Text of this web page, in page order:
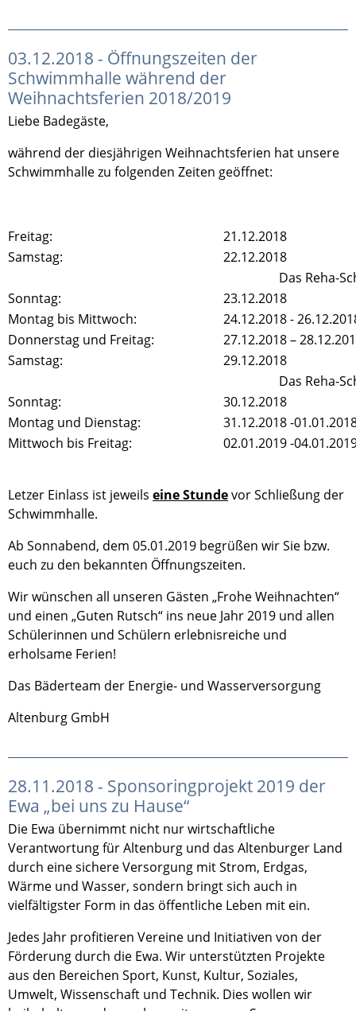
03.12.2018 - Öffnungszeiten der
Schwimmhalle während der
Weihnachtsferien 2018/2019
Liebe Badegäste,
während der diesjährigen Weihnachtsferien hat unsere
Schwimmhalle zu folgenden Zeiten geöffnet:
Freitag:
21.12.2018
Samstag:
22.12.2018
Das Reha-
Sonntag:
23.12.2018
Montag bis Mittwoch:
24.12.2018 -
Donnerstag und Freitag:
27.12.2018 –
Samstag:
29.12.2018
Das Reha-
Sonntag:
30.12.2018
Montag und Dienstag:
31.12.2018 -
Mittwoch bis Freitag:
02.01.2019 -
Letzer Einlass ist jeweils eine Stundevor Schließung der
Schwimmhalle.
Ab Sonnabend, dem 05.01.2019 begrüßen wir Sie bzw.
euch zu den bekannten Öffnungszeiten.
Wir wünschen all unseren Gästen „Frohe Weihnachten“
und einen „Guten Rutsch“ ins neue Jahr 2019 und allen
Schülerinnen und Schülern erlebnisreiche und
erholsame Ferien!
Das Bäderteam der Energie- und Wasserversorgung
Altenburg GmbH
28.11.2018 - Sponsoringprojekt 2019 der
Ewa „bei uns zu Hause“
Die Ewa übernimmt nicht nur wirtschaftliche
Verantwortung für Altenburg und das Altenburger Land
durch eine sichere Versorgung mit Strom, Erdgas,
Wärme und Wasser, sondern bringt sich auch in
vielfältigster Form in das öffentliche Leben mit ein.
Jedes Jahr profitieren Vereine und Initiativen von der
Förderung durch die Ewa. Wir unterstützten Projekte
aus den Bereichen Sport, Kunst, Kultur, Soziales,
Umwelt, Wissenschaft und Technik. Dies wollen wir